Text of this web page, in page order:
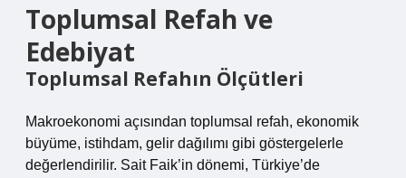
Toplumsal Refah ve
Edebiyat
Toplumsal Refahın Ölçütleri
Makroekonomi açısından toplumsal refah, ekonomik
büyüme, istihdam, gelir dağılımı gibi göstergelerle
değerlendirilir. Sait Faik’in dönemi, Türkiye’de